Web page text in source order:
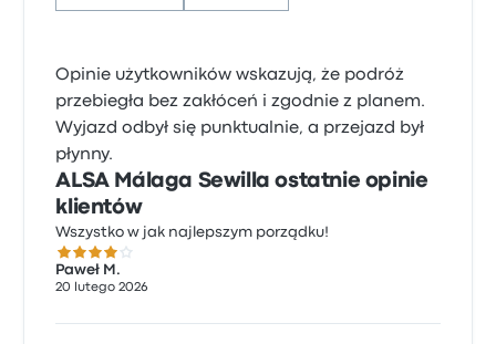
Opinie użytkowników wskazują, że podróż
przebiegła bez zakłóceń i zgodnie z planem.
Wyjazd odbył się punktualnie, a przejazd był
płynny.
ALSA Málaga Sewilla ostatnie opinie
klientów
Wszystko w jak najlepszym porządku!
4.0 gwiazdek w skali do 5
Paweł M.
20 lutego 2026